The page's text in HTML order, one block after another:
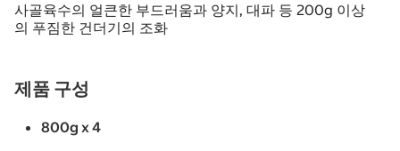
사골육수의 얼큰한 부드러움과 양지, 대파 등 200g 이상
의 푸짐한 건더기의 조화
제품 구성
800g x 4